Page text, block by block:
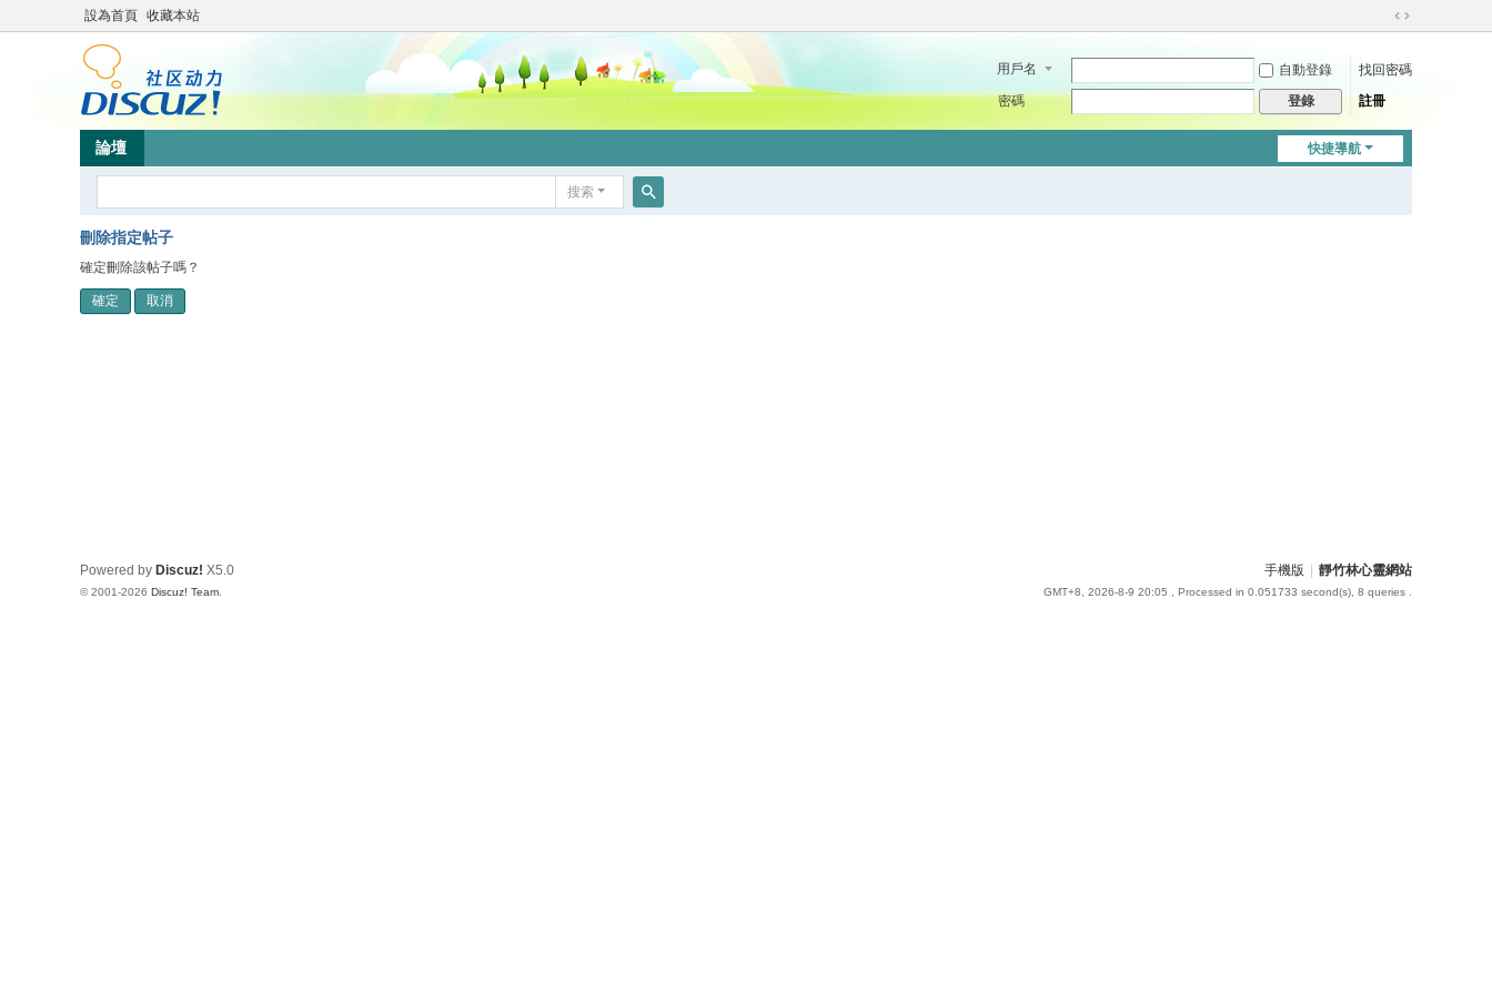
設為首頁 收藏本站
切
到
用戶名 自動登錄
找回密碼
密碼
登錄 註冊
快捷導航
論壇
搜索
刪除指定帖子
確定刪除該帖子嗎？
確定 取消
手機版 靜竹林心靈網站
GMT+8, 2026-8-9 20:05 , Processed in 0.051733 second(s), 8 queries .
Powered by Discuz! X5.0
© 2001-2026 Discuz! Team